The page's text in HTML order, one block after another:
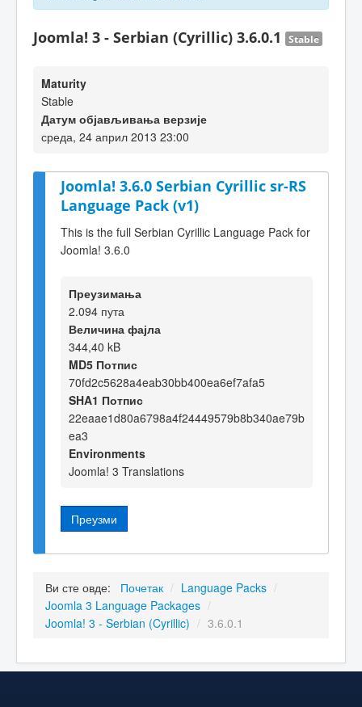
Joomla! 3 - Serbian (Cyrillic) 3.6.0.1 Stable
Maturity
Stable
Датум објављивања верзије
среда, 24 април 2013 23:00
Joomla! 3.6.0 Serbian Cyrillic sr-RS
Language Pack (v1)
This is the full Serbian Cyrillic Language Pack for
Joomla! 3.6.0
Преузимања
2.094 пута
Величина фајла
344,40 kB
MD5 Потпис
70fd2c5628a4eab30bb400ea6ef7afa5
SHA1 Потпис
22eaae1d80a6798a4f24449579b8b340ae79b
ea3
Environments
Joomla! 3 Translations
Преузми
Ви сте овде: Почетак / Language Packs /
Joomla 3 Language Packages /
Joomla! 3 - Serbian (Cyrillic) / 3.6.0.1